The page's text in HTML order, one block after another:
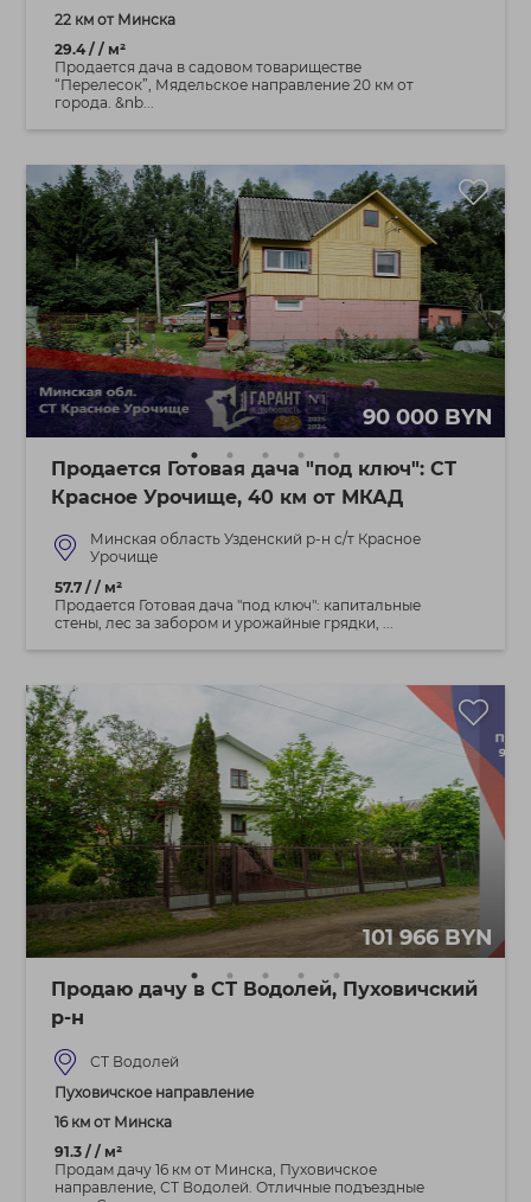
22 км от Минска
29.4 / / м²
Продается дача в садовом товариществе
“Перелесок”, Мядельское направление 20 км от
города. &nb...
90 000 BYN
Продается Готовая дача "под ключ": СТ
Красное Урочище, 40 км от МКАД
Минская область Узденский р-н с/т Красное
Урочище
57.7 / / м²
Продается Готовая дача "под ключ": капитальные
стены, лес за забором и урожайные грядки, ...
101 966 BYN
Продаю дачу в СТ Водолей, Пуховичский
р-н
СТ Водолей
Пуховичское направление
16 км от Минска
91.3 / / м²
Продам дачу 16 км от Минска, Пуховичское
направление, СТ Водолей. Отличные подъездные